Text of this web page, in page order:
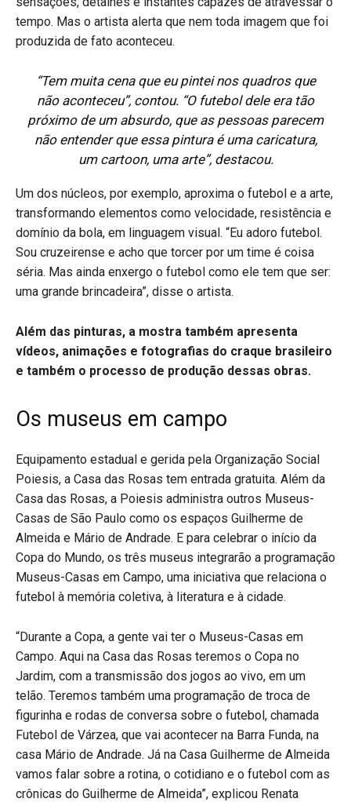
tempo. Mas o artista alerta que nem toda imagem que foi
produzida de fato aconteceu.
“Tem muita cena que eu pintei nos quadros que
não aconteceu”, contou. “O futebol dele era tão
próximo de um absurdo, que as pessoas parecem
não entender que essa pintura é uma caricatura,
um cartoon, uma arte”, destacou.
Um dos núcleos, por exemplo, aproxima o futebol e a arte,
transformando elementos como velocidade, resistência e
domínio da bola, em linguagem visual. “Eu adoro futebol.
Sou cruzeirense e acho que torcer por um time é coisa
séria. Mas ainda enxergo o futebol como ele tem que ser:
uma grande brincadeira”, disse o artista.
Além das pinturas, a mostra também apresenta
vídeos, animações e fotografias do craque brasileiro
e também o processo de produção dessas obras.
Os museus em campo
Equipamento estadual e gerida pela Organização Social
Poiesis, a Casa das Rosas tem entrada gratuita. Além da
Casa das Rosas, a Poiesis administra outros Museus-
Casas de São Paulo como os espaços Guilherme de
Almeida e Mário de Andrade. E para celebrar o início da
Copa do Mundo, os três museus integrarão a programação
Museus-Casas em Campo, uma iniciativa que relaciona o
futebol à memória coletiva, à literatura e à cidade.
“Durante a Copa, a gente vai ter o Museus-Casas em
Campo. Aqui na Casa das Rosas teremos o Copa no
Jardim, com a transmissão dos jogos ao vivo, em um
telão. Teremos também uma programação de troca de
figurinha e rodas de conversa sobre o futebol, chamada
Futebol de Várzea, que vai acontecer na Barra Funda, na
casa Mário de Andrade. Já na Casa Guilherme de Almeida
vamos falar sobre a rotina, o cotidiano e o futebol com as
crônicas do Guilherme de Almeida”, explicou Renata